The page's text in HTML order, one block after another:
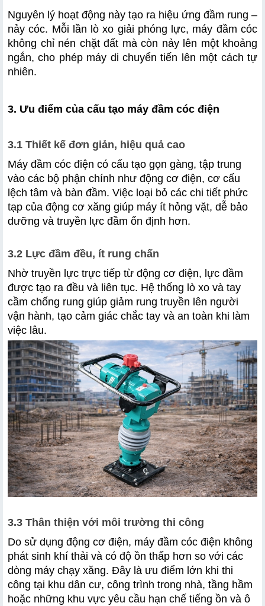
Nguyên lý hoạt động này tạo ra hiệu ứng đầm rung –
nảy cóc. Mỗi lần lò xo giải phóng lực, máy đầm cóc
không chỉ nén chặt đất mà còn nảy lên một khoảng
ngắn, cho phép máy di chuyển tiến lên một cách tự
nhiên.
3. Ưu điểm của cấu tạo máy đầm cóc điện
3.1 Thiết kế đơn giản, hiệu quả cao
Máy đầm cóc điện có cấu tạo gọn gàng, tập trung
vào các bộ phận chính như động cơ điện, cơ cấu
lệch tâm và bàn đầm. Việc loại bỏ các chi tiết phức
tạp của động cơ xăng giúp máy ít hỏng vặt, dễ bảo
dưỡng và truyền lực đầm ổn định hơn.
3.2 Lực đầm đều, ít rung chấn
Nhờ truyền lực trực tiếp từ động cơ điện, lực đầm
được tạo ra đều và liên tục. Hệ thống lò xo và tay
cầm chống rung giúp giảm rung truyền lên người
vận hành, tạo cảm giác chắc tay và an toàn khi làm
việc lâu.
3.3 Thân thiện với môi trường thi công
Do sử dụng động cơ điện, máy đầm cóc điện không
phát sinh khí thải và có độ ồn thấp hơn so với các
dòng máy chạy xăng. Đây là ưu điểm lớn khi thi
công tại khu dân cư, công trình trong nhà, tầng hầm
hoặc những khu vực yêu cầu hạn chế tiếng ồn và ô